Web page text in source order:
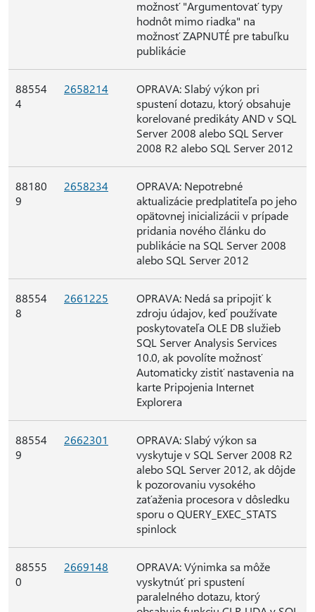
možnosť "Argumentovať typy
hodnôt mimo riadka" na
možnosť ZAPNUTÉ pre tabuľku
publikácie
88554
4
2658214
OPRAVA: Slabý výkon pri
spustení dotazu, ktorý obsahuje
korelované predikáty AND v SQL
Server 2008 alebo SQL Server
2008 R2 alebo SQL Server 2012
88180
9
2658234
OPRAVA: Nepotrebné
aktualizácie predplatiteľa po jeho
opätovnej inicializácii v prípade
pridania nového článku do
publikácie na SQL Server 2008
alebo SQL Server 2012
88554
8
2661225
OPRAVA: Nedá sa pripojiť k
zdroju údajov, keď používate
poskytovateľa OLE DB služieb
SQL Server Analysis Services
10.0, ak povolíte možnosť
Automaticky zistiť nastavenia na
karte Pripojenia Internet
Explorera
88554
9
2662301
OPRAVA: Slabý výkon sa
vyskytuje v SQL Server 2008 R2
alebo SQL Server 2012, ak dôjde
k pozorovaniu vysokého
zaťaženia procesora v dôsledku
sporu o QUERY_EXEC_STATS
spinlock
88555
0
2669148
OPRAVA: Výnimka sa môže
vyskytnúť pri spustení
paralelného dotazu, ktorý